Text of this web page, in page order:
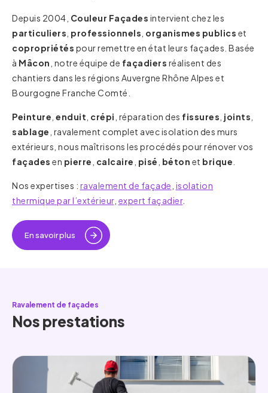
Depuis 2004, Couleur Façades intervient chez les
particuliers professionnels organismes publics et
copropriétés pour remettre en état leurs façades. Basée
à Mâcon , notre équipe de façadiers réalisent des
chantiers dans les régions Auvergne Rhône Alpes et
Bourgogne Franche Comté.
Peinture enduit crépi , réparation des fissures joints
sablage , ravalement complet avec isolation des murs
extérieurs, nous maîtrisons les procédés pour rénover vos
façades en pierre calcaire pisé béton et brique
Nos expertises : ravalement de façade isolation
thermique par l’extérieur, expert façadier.
En savoir plus
Ravalement de façades
Nos prestations